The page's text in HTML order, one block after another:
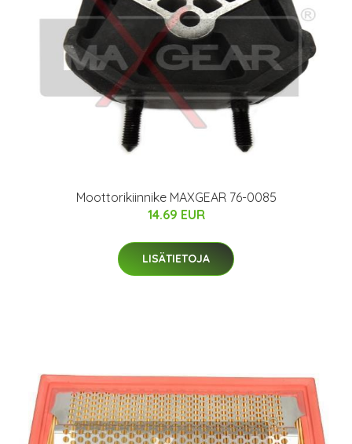
Moottorikiinnike MAXGEAR 76-0085
14.69 EUR
LISÄTIETOJA